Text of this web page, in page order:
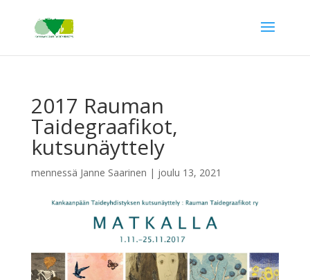
2017 Rauman
Taidegraafikot,
kutsunäyttely
mennessä Janne Saarinen | joulu 13, 2021